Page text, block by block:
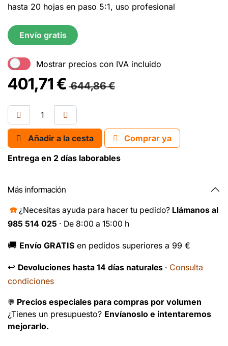
hasta 20 hojas en paso 5:1, uso profesional
Envío gratis
Mostrar precios con IVA incluido
401,71€ 644,86€
Añadir a la cesta
Comprar ya
Entrega en 2 días laborables
Más información
☎️ ¿Necesitas ayuda para hacer tu pedido? Llámanos al
985 514 025 · De 8:00 a 15:00 h
🚚 Envío GRATIS en pedidos superiores a 99 €
↩️ Devoluciones hasta 14 días naturales · Consulta
condiciones
💬 Precios especiales para compras por volumen
¿Tienes un presupuesto? Envíanoslo e intentaremos
mejorarlo.